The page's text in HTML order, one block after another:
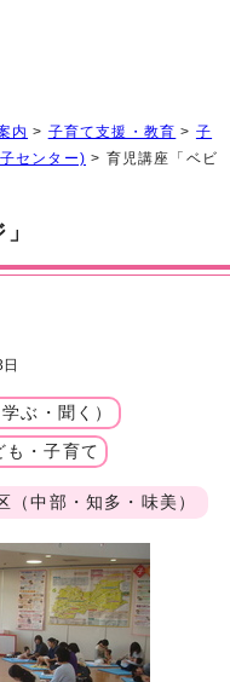
内 > 子育て支援・教育 > 子
センター) > 育児講座「ベビ
ぶ・聞く）
も・子育て
（中部・知多・味美）